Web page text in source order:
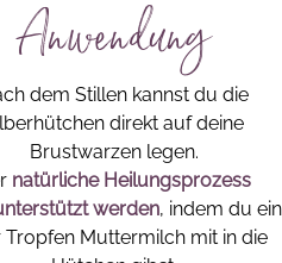
Anwendung
dem Stillen kannst du die
direkt auf deine
Brustwarzen legen.
natürliche Heilungsprozess
werden, indem du ein
Tropfen Muttermilch mit in die